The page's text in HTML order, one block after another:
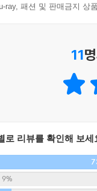
ray, 패션 및 판매금지 상
11
로 리뷰를 확인해 보세
9%